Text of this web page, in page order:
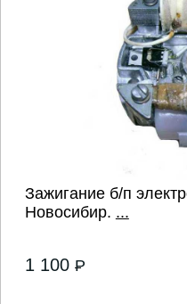
Зажигание б/п
Новосибир. ...
1 100 P